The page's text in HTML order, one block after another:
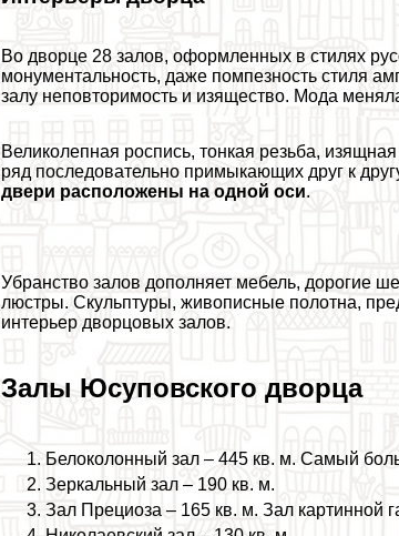
Во дворце 28 залов, оформленных в стилях
монументальность, даже помпезность стиля
залу неповторимость и изящество. Мода
Великолепная роспись, тонкая резьба,
ряд последовательно примыкающих друг к
двери расположены на одной оси.
Убранство залов дополняет мебель, дорогие
люстры. Скульптуры, живописные полотна,
интерьер дворцовых залов.
Залы Юсуповского дворца
Белоколонный зал – 445 кв. м. Самый
Зеркальный зал – 190 кв. м.
Зал Прециоза – 165 кв. м. Зал картинной